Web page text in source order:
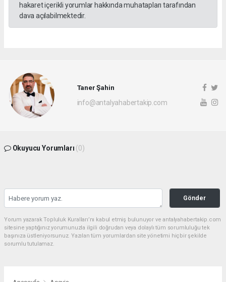
hakaret içerikli yorumlar hakkında muhatapları tarafından
dava açılabilmektedir.
Taner Şahin
info@antalyahabertakip.com
Okuyucu Yorumları (0)
Gönder
Yorum yazarak Topluluk Kuralları’nı kabul etmiş bulunuyor ve antalyahabertakip.com
sitesine yaptığınız yorumunuzla ilgili doğrudan veya dolaylı tüm sorumluluğu tek
başınıza üstleniyorsunuz. Yazılan tüm yorumlardan site yönetimi hiçbir şekilde
sorumlu tutulamaz.